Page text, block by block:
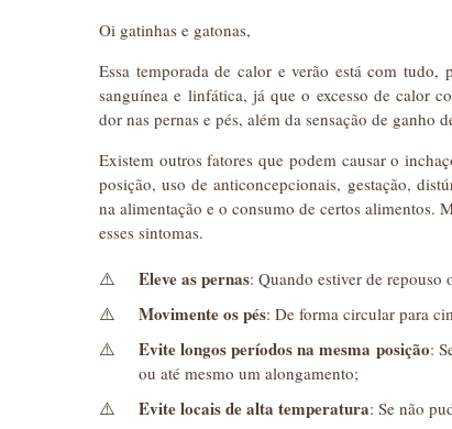
Oi gatinhas e gatonas,
Essa temporada de calor e verão está com
sanguínea e linfática, já que o excesso de calor
dor nas pernas e pés, além da sensação de ganho
Existem outros fatores que podem causar o
posição, uso de anticoncepcionais, gestação,
na alimentação e o consumo de certos alimentos.
esses sintomas.
Eleve as pernas: Quando estiver de repouso
Movimente os pés: De forma circular para
Evite longos períodos na mesma posição:
ou até mesmo um alongamento;
Evite locais de alta temperatura: Se não